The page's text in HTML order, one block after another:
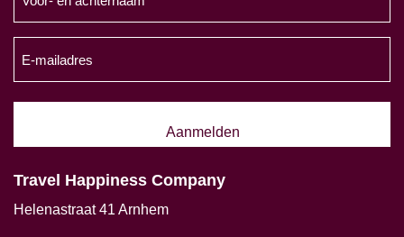
en
(Vereist)
mailadres
Travel Happiness Company
Helenastraat 41 Arnhem